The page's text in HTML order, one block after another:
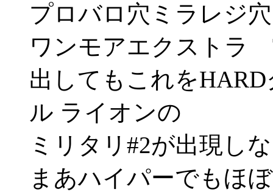
プロバロ穴ミラレジ
ワンモアエクストラ
出してもこれを
ル ライオンの
ミリタリ#2が出現し
まあハイパーでもほ